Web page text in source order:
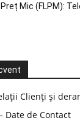
Mic (FLPM):
Clienți și
Date de Contact